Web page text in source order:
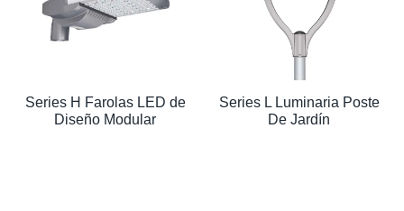
Series H Farolas LED de
Diseño Modular
Series L Luminaria Poste
De Jardín